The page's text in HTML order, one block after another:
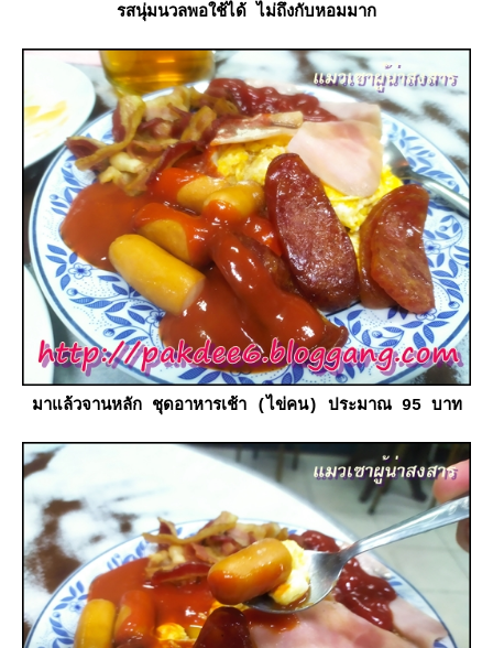
รสนุ่มนวลพอใช้ได้ ไม่ถึงกับหอมมาก
มาแล้วจานหลัก ชุดอาหารเช้า (ไข่คน) ประมาณ 95 บาท